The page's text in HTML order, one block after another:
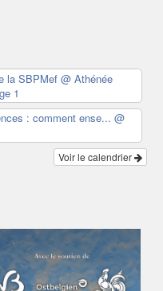
la SBPMef@ Athénée
1
: comment ense... @
Voir le calendrier